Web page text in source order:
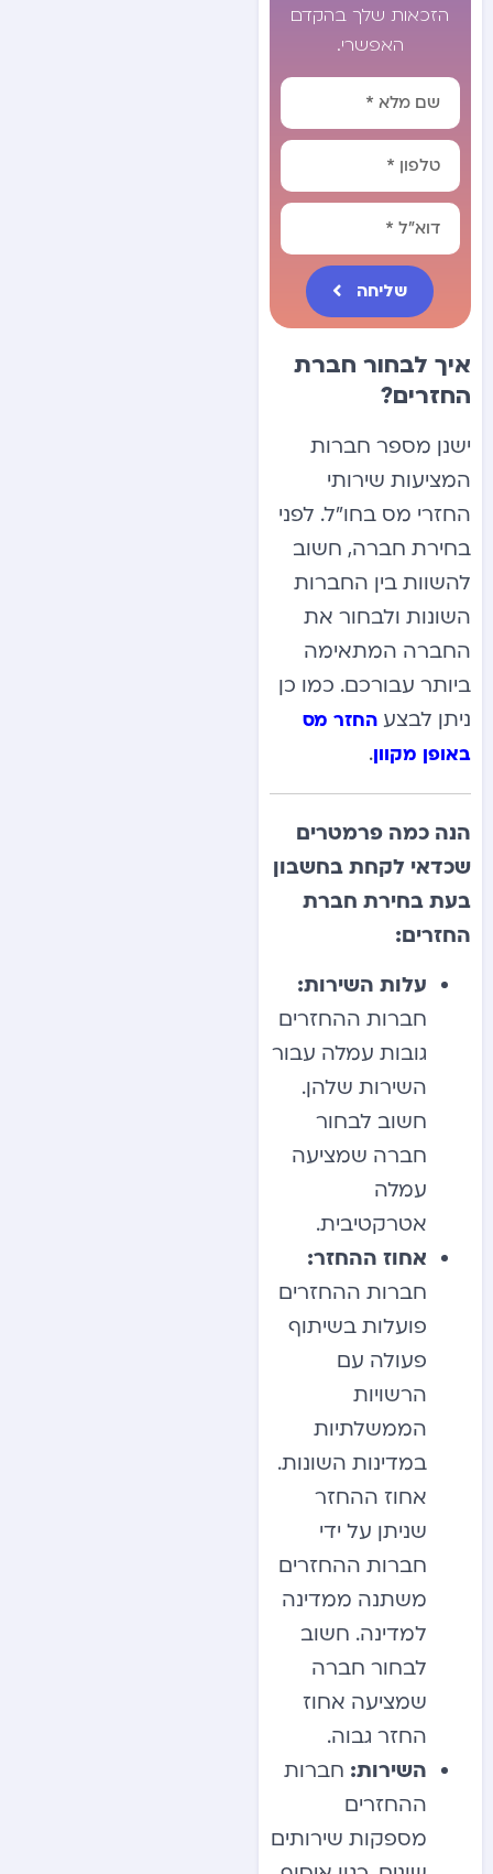
הזכאות שלך בהקדם
האפשרי.
שליחה
Alternative:
איך לבחור חברת
החזרים?
ישנן מספר חברות
המציעות שירותי
החזרי מס בחו”ל. לפני
בחירת חברה, חשוב
להשוות בין החברות
השונות ולבחור את
החברה המתאימה
ביותר עבורכם. כמו כן
ניתן לבצע החזר מס
באופן מקוון.
הנה כמה פרמטרים
שכדאי לקחת בחשבון
בעת בחירת חברת
החזרים:
עלות השירות:
חברות ההחזרים
גובות עמלה עבור
השירות שלהן.
חשוב לבחור
חברה שמציעה
עמלה
אטרקטיבית.
אחוז ההחזר:
חברות ההחזרים
פועלות בשיתוף
פעולה עם
הרשויות
הממשלתיות
במדינות השונות.
אחוז ההחזר
שניתן על ידי
חברות ההחזרים
משתנה ממדינה
למדינה. חשוב
לבחור חברה
שמציעה אחוז
החזר גבוה.
השירות: חברות
ההחזרים
מספקות שירותים